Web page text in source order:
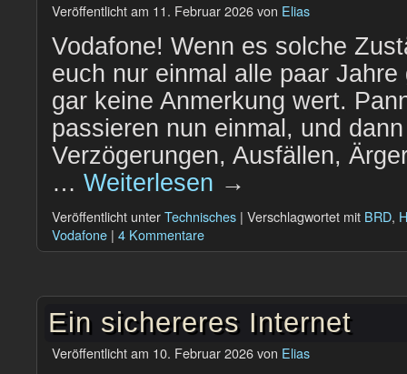
Veröffentlicht am 11. Februar 2026von Elias
Vodafone! Wenn es solche
euch nur einmal alle paar
gar keine Anmerkung wert.
passieren nun einmal, und
Verzögerungen, Ausfällen,
… Weiterlesen →
Veröffentlicht unterTechnisches | Verschlagwortet mit BRD,
Vodafone | 4 Kommentare
Ein sichereres Internet
Veröffentlicht am 10. Februar 2026von Elias